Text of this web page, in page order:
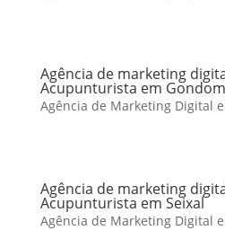
Agência de marketing
Acupunturista em
Agência de Marketing Digital
Agência de marketing
Acupunturista em Seixal
Agência de Marketing Digital